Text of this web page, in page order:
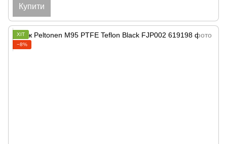
Купити
ХІТ
−8%